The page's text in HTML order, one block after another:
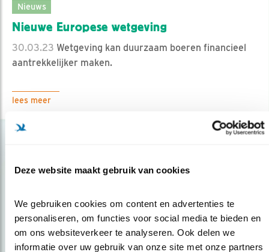
Deze website maakt gebruik van cookies
We gebruiken cookies om content en advertenties te
personaliseren, om functies voor social media te bieden en
om ons websiteverkeer te analyseren. Ook delen we
informatie over uw gebruik van onze site met onze partners
Nieuws
Nieuwe Europese wetgeving
30.03.23 Wetgeving kan duurzaam boeren financieel
aantrekkelijker maken.
lees meer
Op de hoogte blijven?